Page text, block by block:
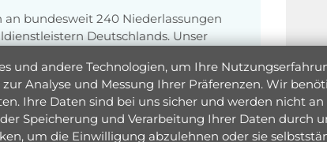
an bundesweit 240 Niederlassungen
Deutschlands. Unser
und andere Technologien, um Ihre
Analyse und Messung Ihrer Präferenzen. Wir
Ihre Daten sind bei uns sicher und werden nicht
Speicherung und Verarbeitung Ihrer Daten durch
um die Einwilligung abzulehnen oder sie